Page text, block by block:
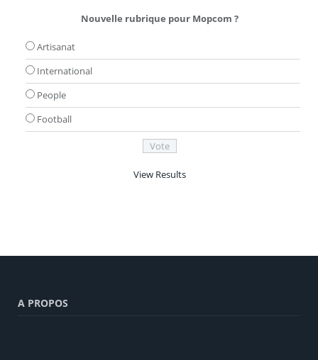
Nouvelle rubrique pour Mopcom ?
Artisanat
International
People
Football
View Results
A PROPOS